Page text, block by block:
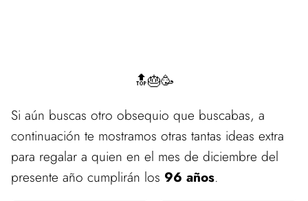
🔝🎂🥳
Si aún buscas otro obsequio que buscabas, a
continuación te mostramos otras tantas ideas extra
para regalar a quien en el mes de diciembre del
presente año cumplirán los 96 años.